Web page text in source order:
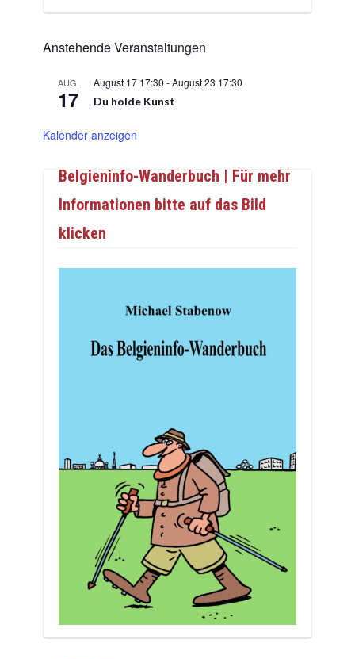
Anstehende Veranstaltungen
AUG.
17
August 17 17:30 -August 23 17:30
Du holde Kunst
Kalender anzeigen
Belgieninfo-Wanderbuch | Für mehr
Informationen bitte auf das Bild
klicken